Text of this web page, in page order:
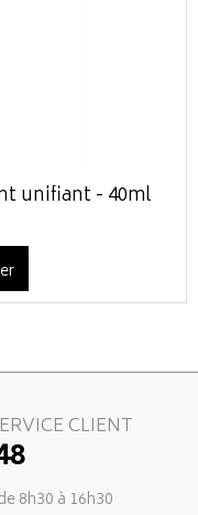
unifiant - 40ml
CLIENT
8h30 à 16h30